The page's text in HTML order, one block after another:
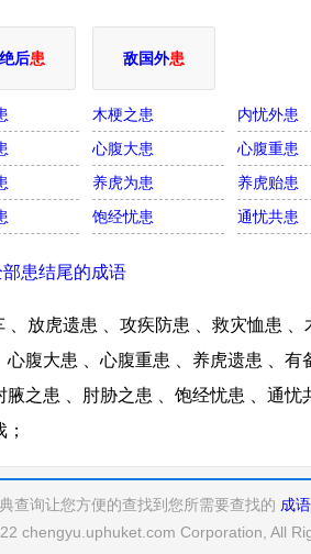
后患 敌国外患
木梗之患
内忧外患
心腹大患
心腹重患
养虎为患
养虎贻患
饱经忧患 通忧共患
患结尾的成语
放虎遗患 、攻疾防患 、救灾恤患 、
腹大患 、心腹重患 、养虎遗患 、有
之患 、肘胁之患 、饱经忧患 、通忧
查询让您方便的查找到您所需要查找的 成
chengyu.uphuket.com Corporation, All